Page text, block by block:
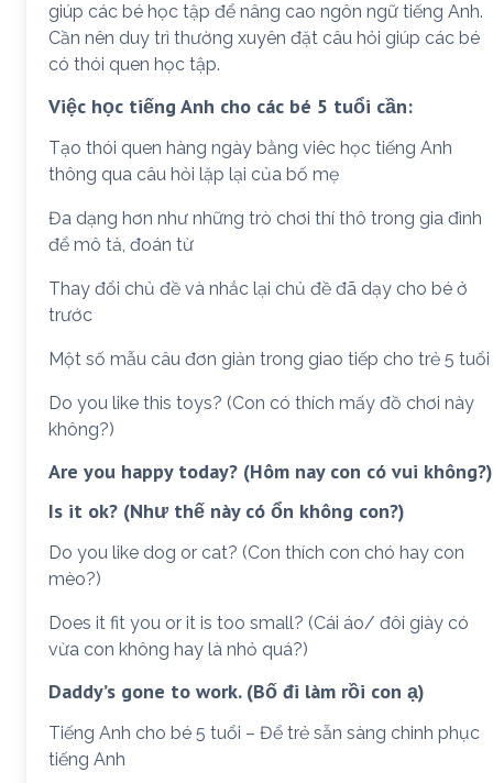
giúp các bé học tập để nâng cao ngôn ngữ tiếng Anh.
Cần nên duy trì thường xuyên đặt câu hỏi giúp các bé
có thói quen học tập.
Việc học tiếng Anh cho các bé 5 tuổi cần:
Tạo thói quen hàng ngày bằng viêc học tiếng Anh
thông qua câu hỏi lặp lại của bố mẹ
Đa dạng hơn như những trò chơi thí thô trong gia đình
để mô tả, đoán từ
Thay đổi chủ đề và nhắc lại chủ đề đã dạy cho bé ở
trước
Một số mẫu câu đơn giản trong giao tiếp cho trẻ 5 tuổi
Do you like this toys? (Con có thích mấy đồ chơi này
không?)
Are you happy today? (Hôm nay con có vui không?)
Is it ok? (Như thế này có ổn không con?)
Do you like dog or cat? (Con thích con chó hay con
mèo?)
Does it fit you or it is too small? (Cái áo/ đôi giày có
vừa con không hay là nhỏ quá?)
Daddy’s gone to work. (Bố đi làm rồi con ạ)
Tiếng Anh cho bé 5 tuổi – Để trẻ sẵn sàng chinh phục
tiếng Anh